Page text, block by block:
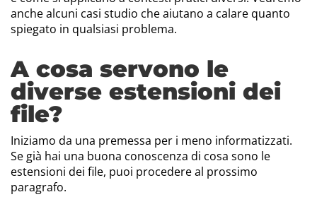
anche alcuni casi studio che aiutano a calare quanto
spiegato in qualsiasi problema.
A cosa servono le
diverse estensioni dei
file?
Iniziamo da una premessa per i meno informatizzati.
Se già hai una buona conoscenza di cosa sono le
estensioni dei file, puoi procedere al prossimo
paragrafo.